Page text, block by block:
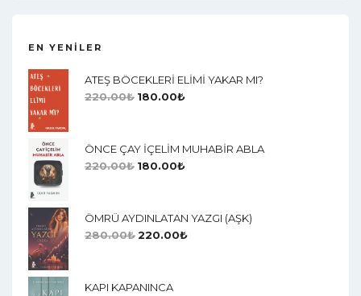
EN YENILER
ATEŞ BÖCEKLERİ ELİMİ YAKAR MI?
220.00₺ 180.00₺
ÖNCE ÇAY İÇELİM MUHABİR ABLA
220.00₺ 180.00₺
ÖMRÜ AYDINLATAN YAZGI (AŞK)
280.00₺220.00₺
KAPI KAPANINCA